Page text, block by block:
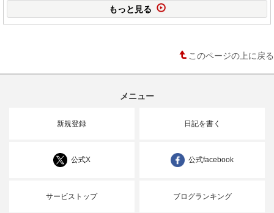
もっと見る
このページの上に戻る
メニュー
新規登録 日記を書く
公式X 公式facebook
サービストップ ブログランキング